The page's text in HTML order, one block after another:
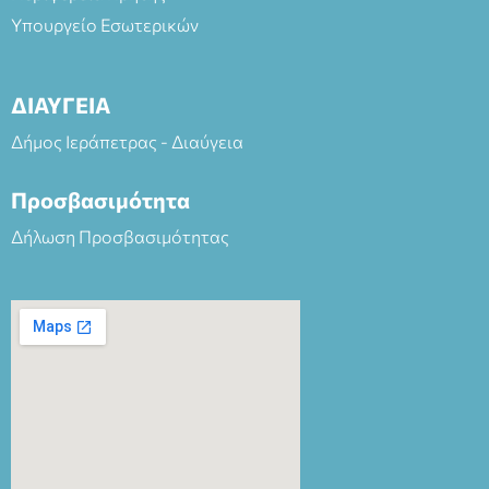
Υπουργείο Εσωτερικών
ΔΙΑΥΓΕΙΑ
Δήμος Ιεράπετρας - Διαύγεια
Προσβασιμότητα
Δήλωση Προσβασιμότητας